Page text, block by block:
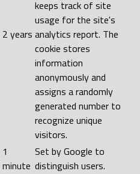
2 years
keeps track of site
usage for the site's
analytics report. The
cookie stores
information
anonymously and
assigns a randomly
generated number to
recognize unique
visitors.
1
minute
Set by Google to
distinguish users.